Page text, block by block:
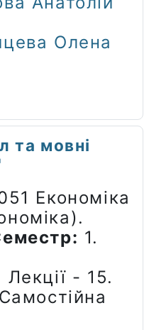
Олена
та мовні
Економіка
1.
Лекції - 15.